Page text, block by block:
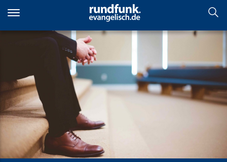
zum
Inhalt
Der Anzug